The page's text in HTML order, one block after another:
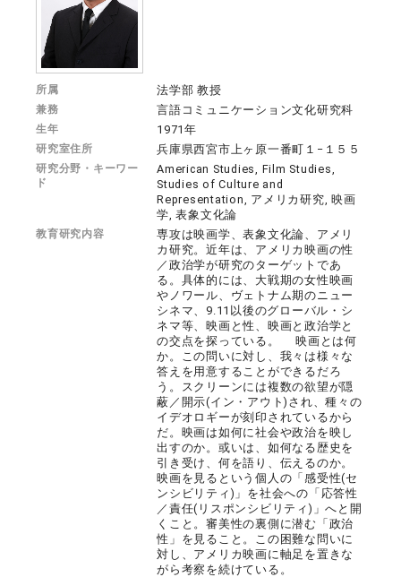
所属 法学部 教授
兼務 言語コミュニケーション文化研究科
生年 1971年
研究室住所 兵庫県西宮市上ヶ原一番町１−１５５
研究分野・キーワー
ド
American Studies, Film Studies,
Studies of Culture and
Representation, アメリカ研究, 映画
学, 表象文化論
教育研究内容
専攻は映画学、表象文化論、アメリ
カ研究。近年は、アメリカ映画の性
／政治学が研究のターゲットであ
る。具体的には、大戦期の女性映画
やノワール、ヴェトナム期のニュー
シネマ、9.11以後のグローバル・シ
ネマ等、映画と性、映画と政治学と
の交点を探っている。 映画とは何
か。この問いに対し、我々は様々な
答えを用意することができるだろ
う。スクリーンには複数の欲望が隠
蔽／開示(イン・アウト)され、種々の
イデオロギーが刻印されているから
だ。映画は如何に社会や政治を映し
出すのか。或いは、如何なる歴史を
引き受け、何を語り、伝えるのか。
映画を見るという個人の「感受性(セ
ンシビリティ)」を社会への「応答性
／責任(リスポンシビリティ)」へと開
くこと。審美性の裏側に潜む「政治
性」を見ること。この困難な問いに
対し、アメリカ映画に軸足を置きな
がら考察を続けている。